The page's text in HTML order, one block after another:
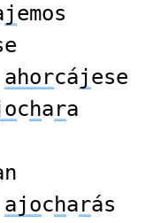
jemos
ahorcájese
chara
ajocharás